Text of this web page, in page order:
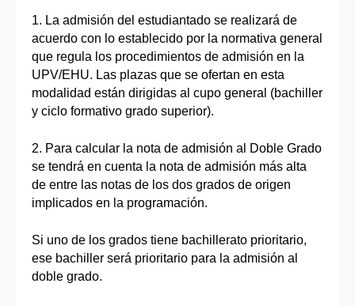
1. La admisión del estudiantado se realizará de
acuerdo con lo establecido por la normativa general
que regula los procedimientos de admisión en la
UPV/EHU. Las plazas que se ofertan en esta
modalidad están dirigidas al cupo general (bachiller
y ciclo formativo grado superior).
2. Para calcular la nota de admisión al Doble Grado
se tendrá en cuenta la nota de admisión más alta
de entre las notas de los dos grados de origen
implicados en la programación.
Si uno de los grados tiene bachillerato prioritario,
ese bachiller será prioritario para la admisión al
doble grado.